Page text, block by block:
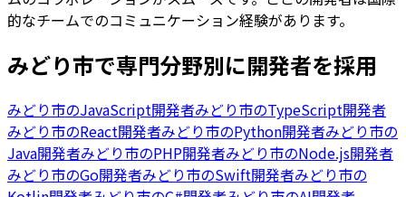
的なチームでのコミュニケーション経験があります。
みどり市で専門分野別に開発者を採用
みどり市のJavaScript開発者みどり市のTypeScript開発者
みどり市のReact開発者みどり市のPython開発者みどり市の
Java開発者みどり市のPHP開発者みどり市のNode.js開発者
みどり市のGo開発者みどり市のSwift開発者みどり市の